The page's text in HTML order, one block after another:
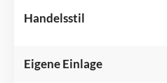
Handelsstil
Eigene Einlage